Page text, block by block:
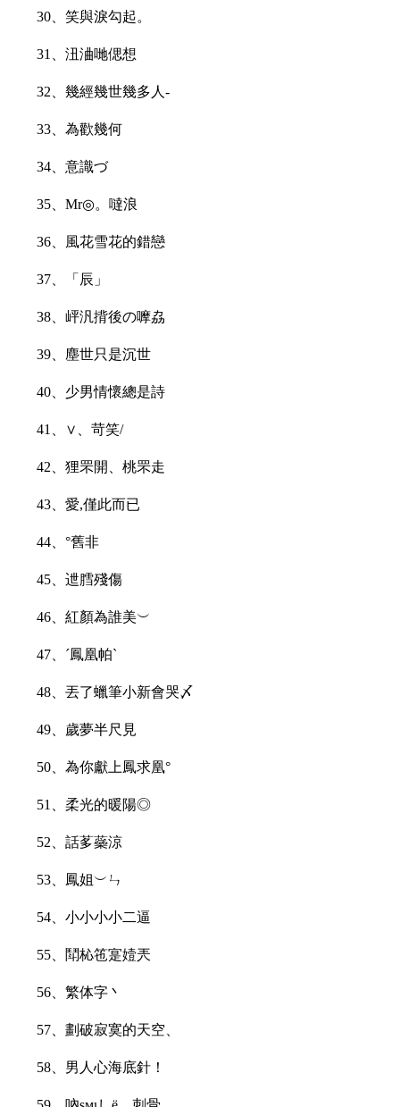
30、笑與淚勾起。
31、沑浀哋偲想
32、幾經幾世幾多人-
33、為歡幾何
34、意識づ
35、Mr◎。噠浪
36、風花雪花的錯戀
37、「辰」
38、岼汎揹後の嚤劦
39、塵世只是沉世
40、少男情懷總是詩
41、∨、苛笑/
42、狸罘開、桃罘走
43、愛,僅此而已
44、°舊非
45、迣膤殘傷
46、紅顏為誰美︶
47、ˊ鳳凰帕ˋ
48、丟了蠟筆小新會哭〆
49、歲夢半尺見
50、為你獻上鳳求凰°
51、柔光的暖陽◎
52、話茤蘂涼
53、鳳姐︶ㄣ
54、小小小小二逼
55、鬦杺竾寔嬄兲
56、繁体字丶
57、劃破寂寞的天空、
58、男人心海底針！